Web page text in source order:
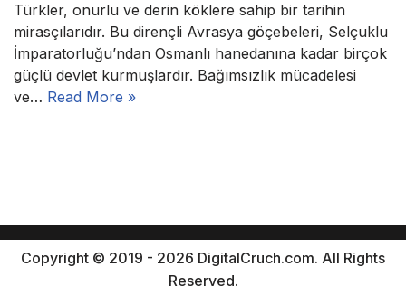
Türkler, onurlu ve derin köklere sahip bir tarihin
mirasçılarıdır. Bu dirençli Avrasya göçebeleri, Selçuklu
İmparatorluğu’ndan Osmanlı hanedanına kadar birçok
güçlü devlet kurmuşlardır. Bağımsızlık mücadelesi
ve… Read More »
Copyright © 2019 - 2026 DigitalCruch.com. All Rights
Reserved.